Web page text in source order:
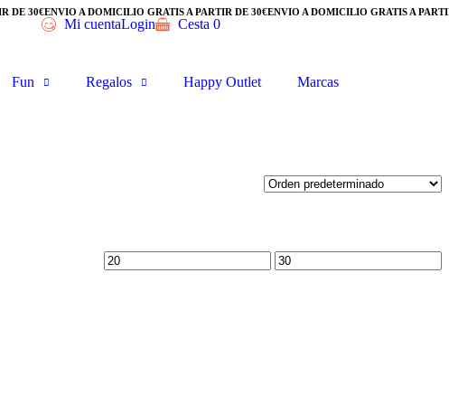
DE 30€ENVÍO A DOMICILIO GRATIS A PARTIR DE 30€ENVÍO A DOMICILIO GRATIS A
Mi cuentaLogin Cesta 0
Fun Regalos Happy Outlet Marcas